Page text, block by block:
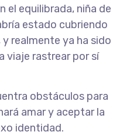
el equilibrada, niña de
estado cubriendo
realmente ya ha sido
viaje rastrear por sí
obstáculos para
amar y aceptar la
identidad.